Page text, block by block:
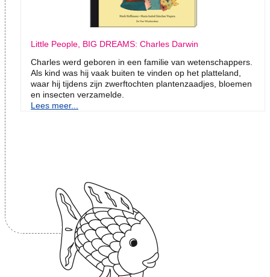
Little People, BIG DREAMS: Charles Darwin
Charles werd geboren in een familie van wetenschappers.
Als kind was hij vaak buiten te vinden op het platteland,
waar hij tijdens zijn zwerftochten plantenzaadjes, bloemen
en insecten verzamelde.
Lees meer...